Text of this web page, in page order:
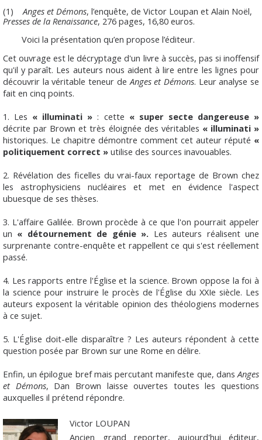
(1)Anges et Démons, l’enquête, de Victor Loupan et Alain Noël,
Presses de la Renaissance, 276 pages, 16,80 euros.
Voici la présentation qu’en propose l’éditeur.
Cet ouvrage est le décryptage d'un livre à succès, pas si inoffensif
qu'il y paraît. Les auteurs nous aident à lire entre les lignes pour
découvrir la véritable teneur de Anges et Démons. Leur analyse se
fait en cinq points.
1. Les « illuminati » : cette « super secte dangereuse »
décrite par Brown et très éloignée des véritables « illuminati »
historiques. Le chapitre démontre comment cet auteur réputé «
politiquement correct » utilise des sources inavouables.
2. Révélation des ficelles du vrai-faux reportage de Brown chez
les astrophysiciens nucléaires et met en évidence l'aspect
ubuesque de ses thèses.
3. L'affaire Galilée. Brown procède à ce que l'on pourrait appeler
un « détournement de génie ». Les auteurs réalisent une
surprenante contre-enquête et rappellent ce qui s'est réellement
passé.
4. Les rapports entre l'Église et la science. Brown oppose la foi à
la science pour instruire le procès de l'Église du XXIe siècle. Les
auteurs exposent la véritable opinion des théologiens modernes
à ce sujet.
5. L'Église doit-elle disparaître ? Les auteurs répondent à cette
question posée par Brown sur une Rome en délire.
Enfin, un épilogue bref mais percutant manifeste que, dans Anges
et Démons, Dan Brown laisse ouvertes toutes les questions
auxquelles il prétend répondre.
Victor LOUPAN
Ancien grand reporter, aujourd'hui éditeur,